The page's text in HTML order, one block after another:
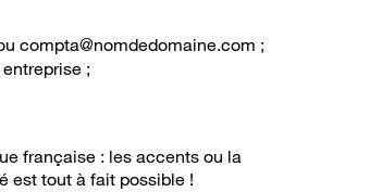
compta@nomdedomaine.com ;
;
française : les accents ou la
est tout à fait possible !